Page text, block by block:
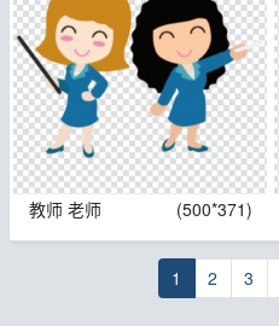
教师 老师 (500*371)
1 2 3